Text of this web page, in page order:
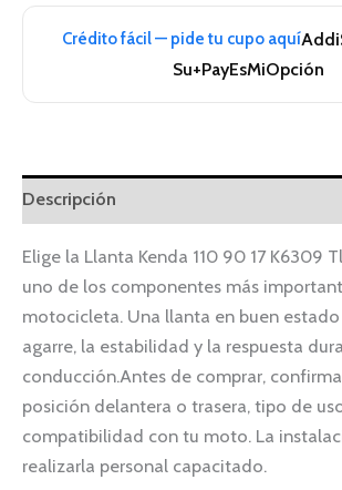
Crédito fácil — pide tu cupo aquíAddi
Su+PayEsMiOpción
Descripción
Elige la Llanta Kenda 110 90 17 K6309
uno de los componentes más
motocicleta. Una llanta en buen
agarre, la estabilidad y la respuesta
conducción.Antes de comprar,
posición delantera o trasera, tipo de
compatibilidad con tu moto. La
realizarla personal capacitado.